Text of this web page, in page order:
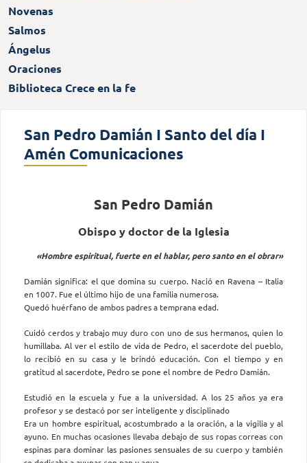
Novenas
Salmos
Ángelus
Oraciones
Biblioteca Crece en la fe
San Pedro Damián I Santo del día I
Amén Comunicaciones
San Pedro Damián
Obispo y doctor de la Iglesia
«Hombre espiritual, fuerte en el hablar, pero santo en el obrar»
Damián significa: el que domina su cuerpo. Nació en Ravena – Italia
en 1007. Fue el último hijo de una familia numerosa.
Quedó huérfano de ambos padres a temprana edad.
Cuidó cerdos y trabajo muy duro con uno de sus hermanos, quien lo
humillaba. Al ver el estilo de vida de Pedro, el sacerdote del pueblo,
lo recibió en su casa y le brindó educación. Con el tiempo y en
gratitud al sacerdote, Pedro se pone el nombre de Pedro Damián.
Estudió en la escuela y fue a la universidad. A los 25 años ya era
profesor y se destacó por ser inteligente y disciplinado
Era un hombre espiritual, acostumbrado a la oración, a la vigilia y al
ayuno. En muchas ocasiones llevaba debajo de sus ropas correas con
espinas para dominar las pasiones sensuales de su cuerpo y también